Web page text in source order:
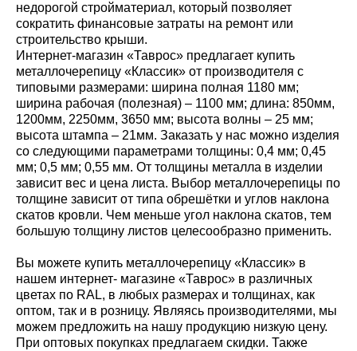
недорогой стройматериал, который позволяет
сократить финансовые затраты на ремонт или
строительство крыши.
Интернет-магазин «Таврос» предлагает купить
металлочерепицу «Классик» от производителя с
типовыми размерами: ширина полная 1180 мм;
ширина рабочая (полезная) – 1100 мм; длина: 850мм,
1200мм, 2250мм, 3650 мм; высота волны – 25 мм;
высота штампа – 21мм. Заказать у нас можно изделия
со следующими параметрами толщины: 0,4 мм; 0,45
мм; 0,5 мм; 0,55 мм. От толщины металла в изделии
зависит вес и цена листа. Выбор металлочерепицы по
толщине зависит от типа обрешётки и углов наклона
скатов кровли. Чем меньше угол наклона скатов, тем
большую толщину листов целесообразно применить.
Вы можете купить металлочерепицу «Классик» в
нашем интернет- магазине «Таврос» в различных
цветах по RAL, в любых размерах и толщинах, как
оптом, так и в розницу. Являясь производителями, мы
можем предложить на нашу продукцию низкую цену.
При оптовых покупках предлагаем скидки. Также